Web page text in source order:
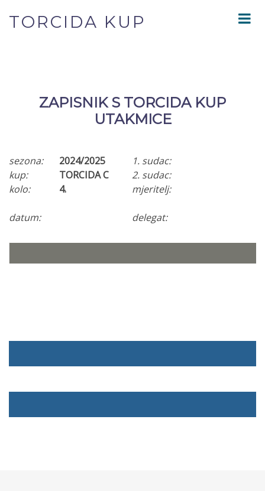
TORCIDA KUP
ZAPISNIK S TORCIDA KUP
UTAKMICE
sezona: 2024/2025
1. sudac:
kup:
TORCIDA C
2. sudac:
kolo:
4. mjeritelj:
datum: delegat: